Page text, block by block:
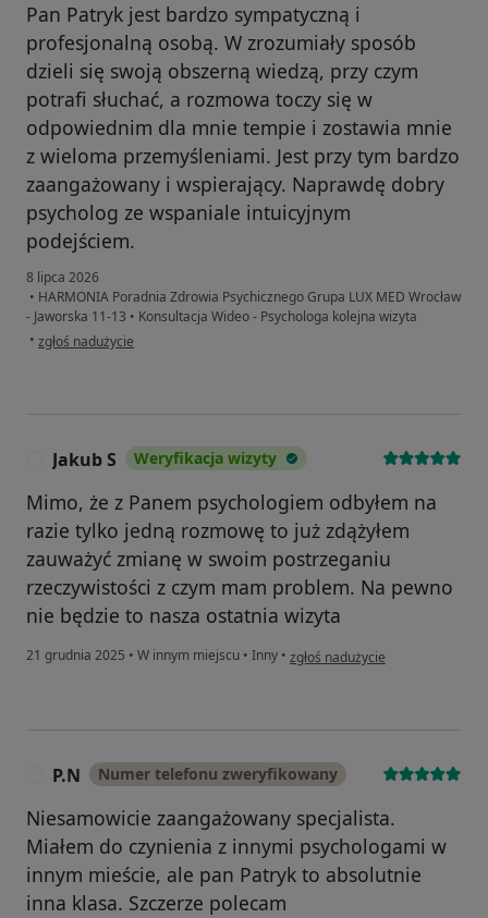
Pan Patryk jest bardzo sympatyczną i
profesjonalną osobą. W zrozumiały sposób
dzieli się swoją obszerną wiedzą, przy czym
potrafi słuchać, a rozmowa toczy się w
odpowiednim dla mnie tempie i zostawia mnie
z wieloma przemyśleniami. Jest przy tym bardzo
zaangażowany i wspierający. Naprawdę dobry
psycholog ze wspaniale intuicyjnym
podejściem.
8 lipca 2026
• HARMONIA Poradnia Zdrowia Psychicznego Grupa LUX MED Wrocław
- Jaworska 11-13 • Konsultacja Wideo - Psychologa kolejna wizyta
• w opinii użytkownika Milena P
zgłoś nadużycie
Jakub S Weryfikacja wizyty
Mimo, że z Panem psychologiem odbyłem na
razie tylko jedną rozmowę to już zdążyłem
zauważyć zmianę w swoim postrzeganiu
rzeczywistości z czym mam problem. Na pewno
nie będzie to nasza ostatnia wizyta
21 grudnia 2025 • W innym miejscu • Inny • w opinii użytkownika Jakub S
zgłoś nadużycie
P.N Numer telefonu zweryfikowany
Niesamowicie zaangażowany specjalista.
Miałem do czynienia z innymi psychologami w
innym mieście, ale pan Patryk to absolutnie
inna klasa. Szczerze polecam